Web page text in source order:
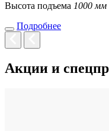
Высота подъема 1000 мм
Подробнее
Акции и